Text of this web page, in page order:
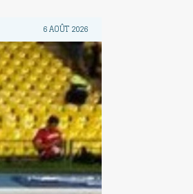
6 AOÛT 2026